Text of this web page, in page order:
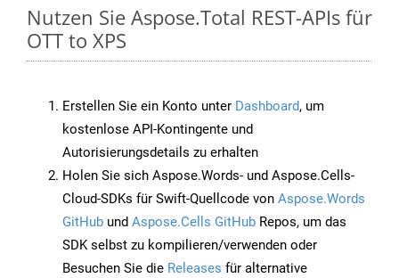
Nutzen Sie Aspose.Total REST-APIs für
OTT to XPS
Erstellen Sie ein Konto unter Dashboard, um
kostenlose API-Kontingente und
Autorisierungsdetails zu erhalten
Holen Sie sich Aspose.Words- und Aspose.Cells-
Cloud-SDKs für Swift-Quellcode von Aspose.Words
GitHub und Aspose.Cells GitHub Repos, um das
SDK selbst zu kompilieren/verwenden oder
Besuchen Sie die Releases für alternative